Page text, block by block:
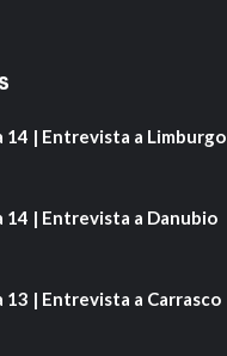
14 | Entrevista a Limburgo
14 | Entrevista a Danubio
13 | Entrevista a Carrasco